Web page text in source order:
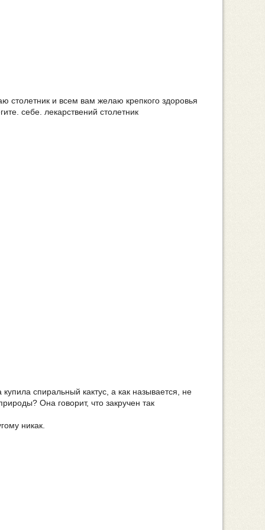
столетник и всем вам желаю крепкого здоровья
себе. лекарствений столетник
спиральный кактус, а как называется, не
Она говорит, что закручен так
никак.